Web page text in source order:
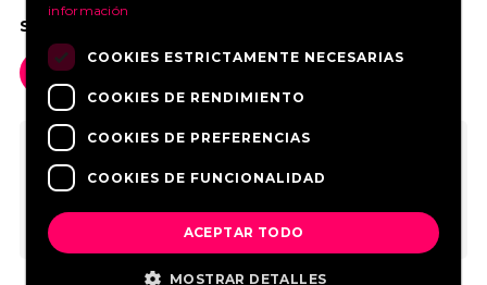
SOCIAL MEDIA
información
COOKIES ESTRICTAMENTE NECESARIAS
COOKIES DE RENDIMIENTO
COOKIES DE PREFERENCIAS
COOKIES DE FUNCIONALIDAD
ACEPTAR TODO
MOSTRAR DETALLES